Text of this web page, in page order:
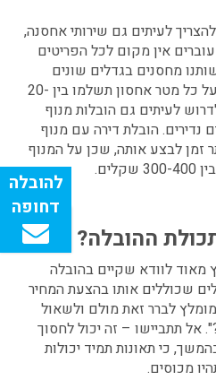
לעיתים גם שירותי אחסנה,
אין מקום לכל הפריטים
מחסנים בגדלים שונים
שפזורים בכל רחבי הארץ, כשעל כל מטר אחסון תשלמו בין 20-
לעיתים גם הובלות מנוף
נדירים. הובלת דירה עם מנוף
זמן לבצע אותה, שכן על המנוף
ההובלה?
לוודא שקיים בהובלה
שכוללים אותו בהצעת המחיר
לברר זאת מולם ולשאול
אל תתביישו – זה יכול לחסוך
כי תאונות תמיד יכולות
מכוסים.